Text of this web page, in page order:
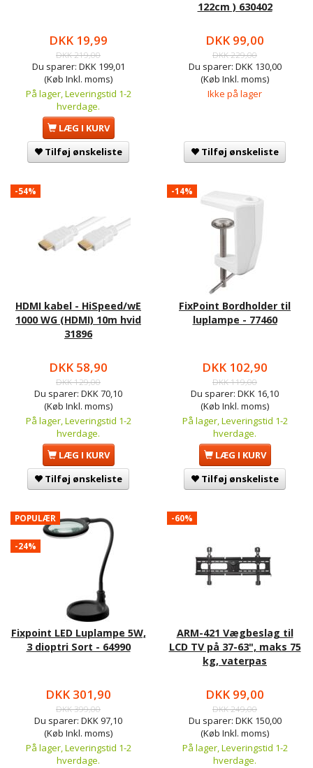
DKK 19,99
DKK 219,00
Du sparer: DKK 199,01
(Køb Inkl. moms)
På lager, Leveringstid 1-2
hverdage.
LÆG I KURV
Tilføj ønskeliste
122cm ) 630402
DKK 99,00
DKK 229,00
Du sparer: DKK 130,00
(Køb Inkl. moms)
Ikke på lager
Tilføj ønskeliste
-54%
HDMI kabel - HiSpeed/wE
1000 WG (HDMI) 10m hvid
31896
DKK 58,90
DKK 129,00
Du sparer: DKK 70,10
(Køb Inkl. moms)
På lager, Leveringstid 1-2
hverdage.
LÆG I KURV
Tilføj ønskeliste
-14%
FixPoint Bordholder til
luplampe - 77460
DKK 102,90
DKK 119,00
Du sparer: DKK 16,10
(Køb Inkl. moms)
På lager, Leveringstid 1-2
hverdage.
LÆG I KURV
Tilføj ønskeliste
POPULÆR
-24%
Fixpoint LED Luplampe 5W,
3 dioptri Sort - 64990
DKK 301,90
DKK 399,00
Du sparer: DKK 97,10
(Køb Inkl. moms)
På lager, Leveringstid 1-2
hverdage.
-60%
ARM-421 Vægbeslag til
LCD TV på 37-63", maks 75
kg, vaterpas
DKK 99,00
DKK 249,00
Du sparer: DKK 150,00
(Køb Inkl. moms)
På lager, Leveringstid 1-2
hverdage.